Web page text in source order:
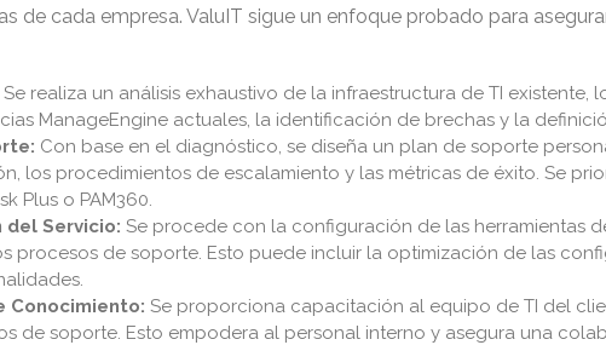
de cada empresa. ValuIT sigue un enfoque probado para
Se realiza un análisis exhaustivo de la infraestructura de TI
ManageEngine actuales, la identificación de brechas y la
Con base en el diagnóstico, se diseña un plan de soporte
los procedimientos de escalamiento y las métricas de éxito. Se
Plus o PAM360.
del Servicio: Se procede con la configuración de las herramientas
procesos de soporte. Esto puede incluir la optimización de las
Conocimiento: Se proporciona capacitación al equipo de TI del
de soporte. Esto empodera al personal interno y asegura una